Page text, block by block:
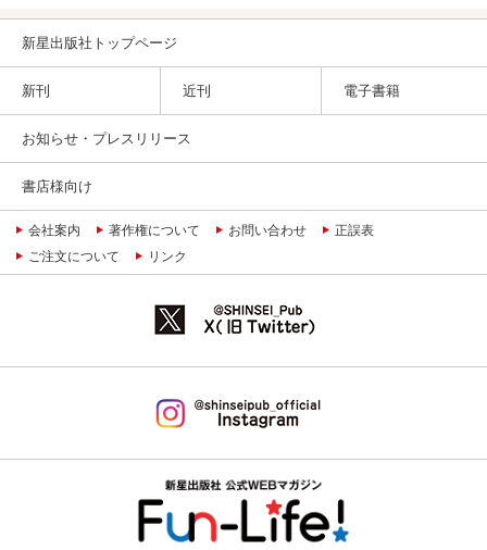
新星出版社トップページ
新刊 近刊 電子書籍
お知らせ・プレスリリース
書店様向け
会社案内 著作権について お問い合わせ
正誤表
ご注文について
リンク